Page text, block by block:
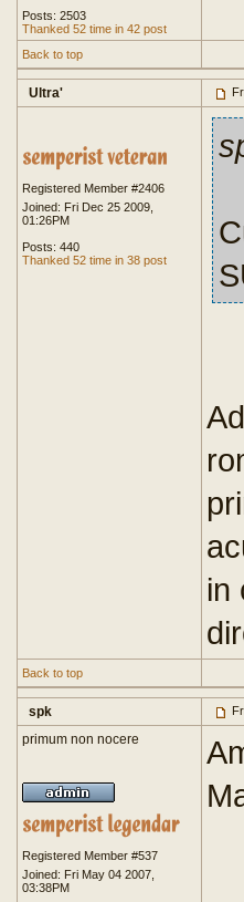
Posts: 2503
Thanked 52 time in 42 post
Back to top
Ultra'
Registered Member #2406
Joined: Fri Dec 25 2009,
01:26PM
Posts: 440
Thanked 52 time in 38 post
in
Back to top
spk
primum non nocere
Registered Member #537
Joined: Fri May 04 2007,
03:38PM